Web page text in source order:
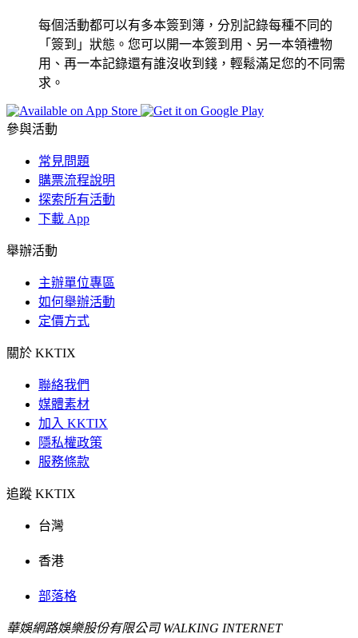
每個活動都可以有多本簽到簿，分別記錄每種不同的
「簽到」狀態。您可以開一本簽到用、另一本領禮物
用、再一本記錄還有誰沒收到錢，輕鬆滿足您的不同需
求。
參與活動
常見問題
購票流程說明
探索所有活動
下載 App
舉辦活動
主辦單位專區
如何舉辦活動
定價方式
關於 KKTIX
聯絡我們
媒體素材
加入 KKTIX
隱私權政策
服務條款
追蹤 KKTIX
台灣
香港
部落格
華娛網路娛樂股份有限公司 WALKING INTERNET